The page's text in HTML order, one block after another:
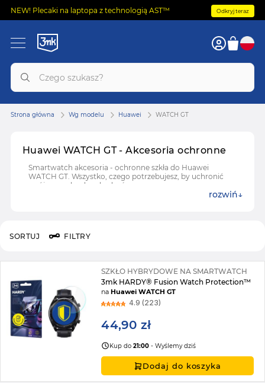
NEW! Plecaki na laptopa z technologią AST™ Odkryj teraz
Huawei WATCH GT - Akcesoria ochronne
Smartwatch akcesoria - ochronne szkła do Huawei
WATCH GT. Wszystko, czego potrzebujesz, by uchronić
swój zegarek od uszkodzeń.
rozwiń
Strona główna Wg modelu Huawei WATCH GT
FILTRY
SORTUJ
SZKŁO HYBRYDOWE NA SMARTWATCH
3mk HARDY® Fusion Watch Protection™
naHuawei WATCH GT
4.9 (223)
44,90 zł
Kup do21:00 - Wyślemy dziś
Dodaj do koszyka